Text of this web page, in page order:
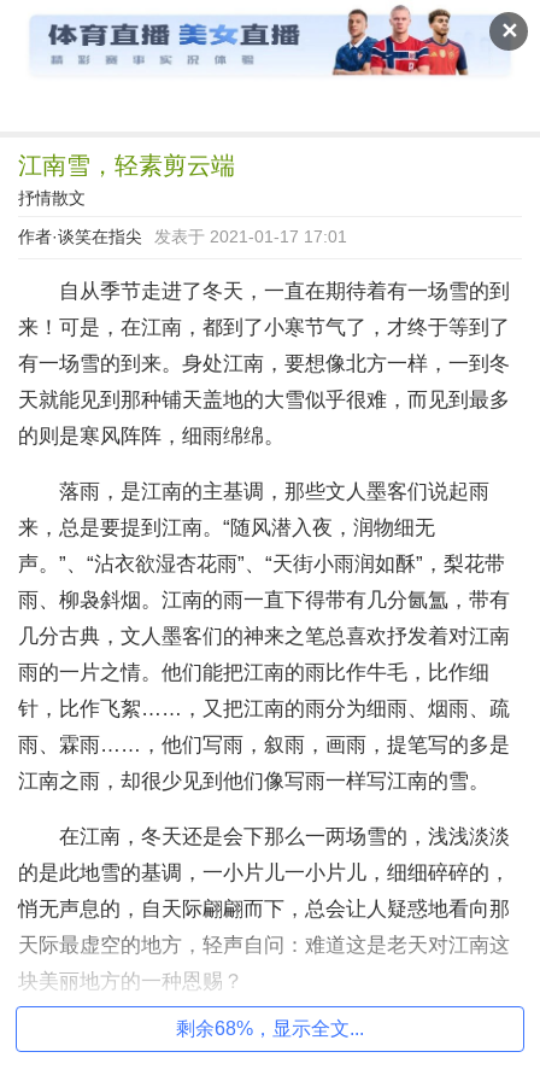
✕
读文斋
江南雪，轻素剪云端
抒情散文
作者·谈笑在指尖 发表于 2021-01-17 17:01
自从季节走进了冬天，一直在期待着有一场雪的到
来！可是，在江南，都到了小寒节气了，才终于等到了
有一场雪的到来。身处江南，要想像北方一样，一到冬
天就能见到那种铺天盖地的大雪似乎很难，而见到最多
的则是寒风阵阵，细雨绵绵。
落雨，是江南的主基调，那些文人墨客们说起雨
来，总是要提到江南。“随风潜入夜，润物细无
声。”、“沾衣欲湿杏花雨”、“天街小雨润如酥”，梨花带
雨、柳袅斜烟。江南的雨一直下得带有几分氤氲，带有
几分古典，文人墨客们的神来之笔总喜欢抒发着对江南
雨的一片之情。他们能把江南的雨比作牛毛，比作细
针，比作飞絮……，又把江南的雨分为细雨、烟雨、疏
雨、霖雨……，他们写雨，叙雨，画雨，提笔写的多是
江南之雨，却很少见到他们像写雨一样写江南的雪。
在江南，冬天还是会下那么一两场雪的，浅浅淡淡
的是此地雪的基调，一小片儿一小片儿，细细碎碎的，
悄无声息的，自天际翩翩而下，总会让人疑惑地看向那
天际最虚空的地方，轻声自问：难道这是老天对江南这
块美丽地方的一种恩赐？
雪在江南显得非常的珍贵，江南人冬天盼雪，遇见
剩余68%，显示全文...